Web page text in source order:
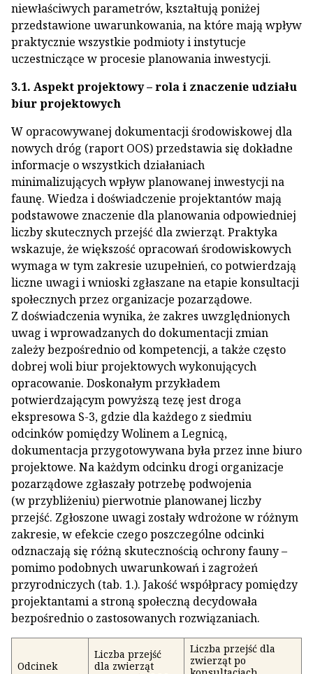
niewłaściwych parametrów, kształtują poniżej
przedstawione uwarunkowania, na które mają wpływ
praktycznie wszystkie podmioty i instytucje
uczestniczące w procesie planowania inwestycji.
3.1. Aspekt projektowy – rola i znaczenie udziału
biur projektowych
W opracowywanej dokumentacji środowiskowej dla
nowych dróg (raport OOS) przedstawia się dokładne
informacje o wszystkich działaniach
minimalizujących wpływ planowanej inwestycji na
faunę. Wiedza i doświadczenie projektantów mają
podstawowe znaczenie dla planowania odpowiedniej
liczby skutecznych przejść dla zwierząt. Praktyka
wskazuje, że większość opracowań środowiskowych
wymaga w tym zakresie uzupełnień, co potwierdzają
liczne uwagi i wnioski zgłaszane na etapie konsultacji
społecznych przez organizacje pozarządowe.
Z doświadczenia wynika, że zakres uwzględnionych
uwag i wprowadzanych do dokumentacji zmian
zależy bezpośrednio od kompetencji, a także często
dobrej woli biur projektowych wykonujących
opracowanie. Doskonałym przykładem
potwierdzającym powyższą tezę jest droga
ekspresowa S-3, gdzie dla każdego z siedmiu
odcinków pomiędzy Wolinem a Legnicą,
dokumentacja przygotowywana była przez inne biuro
projektowe. Na każdym odcinku drogi organizacje
pozarządowe zgłaszały potrzebę podwojenia
(w przybliżeniu) pierwotnie planowanej liczby
przejść. Zgłoszone uwagi zostały wdrożone w różnym
zakresie, w efekcie czego poszczególne odcinki
odznaczają się różną skutecznością ochrony fauny –
pomimo podobnych uwarunkowań i zagrożeń
przyrodniczych (tab. 1.). Jakość współpracy pomiędzy
projektantami a stroną społeczną decydowała
bezpośrednio o zastosowanych rozwiązaniach.
Odcinek
Liczba przejść
dla zwierząt
Liczba przejść dla
zwierząt po